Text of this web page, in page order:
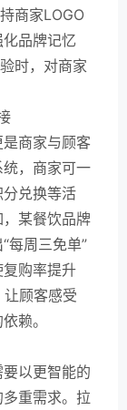
商家LOGO
品牌记忆
时，对商家
商家与顾客
，商家可一
兑换等活
某餐饮品牌
每周三免单”
购率提升
顾客感受
赖。
以更智能的
重需求。拉